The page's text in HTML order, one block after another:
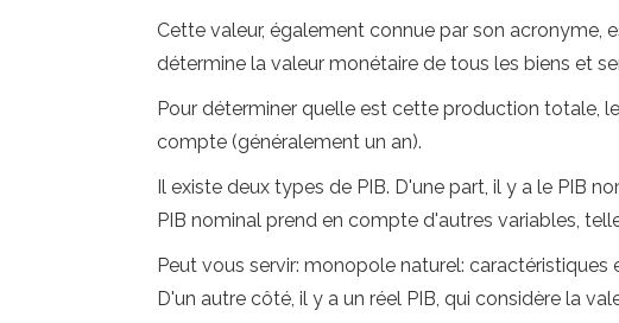
Cette valeur, également connue par son
détermine la valeur monétaire de tous les biens et
Pour déterminer quelle est cette production totale,
compte (généralement un an).
Il existe deux types de PIB. D'une part, il y a le PIB
PIB nominal prend en compte d'autres variables,
Peut vous servir: monopole naturel: caractéristiques
D'un autre côté, il y a un réel PIB, qui considère la